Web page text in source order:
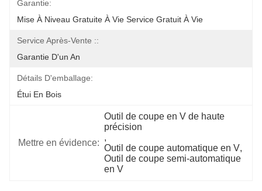
Garantie:
Mise À Niveau Gratuite À Vie Service Gratuit À Vie
Service Après-Vente ::
Garantie D'un An
Détails D'emballage:
Étui En Bois
Mettre en évidence:
Outil de coupe en V de haute
précision
,
Outil de coupe automatique en V
Outil de coupe semi-automatique
en V